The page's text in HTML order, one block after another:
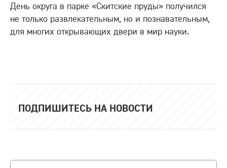
День округа в парке «Скитские пруды» получился
не только развлекательным, но и познавательным,
для многих открывающих двери в мир науки.
ПОДПИШИТЕСЬ НА НОВОСТИ